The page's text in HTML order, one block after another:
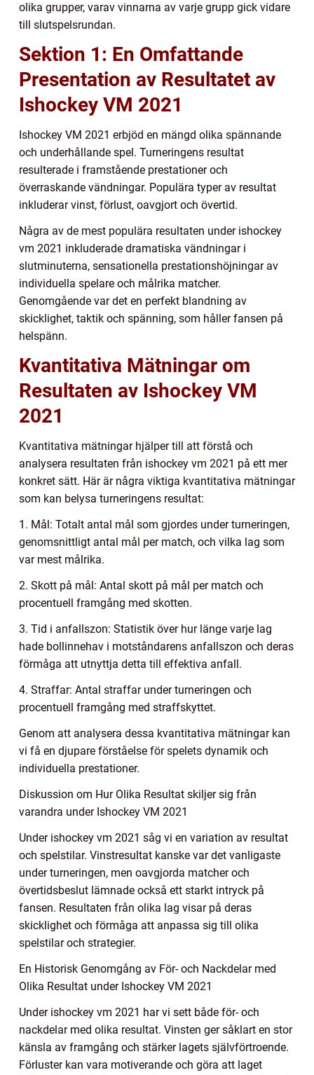
olika grupper, varav vinnarna av varje grupp gick vidare
till slutspelsrundan.
Sektion 1: En Omfattande
Presentation av Resultatet av
Ishockey VM 2021
Ishockey VM 2021 erbjöd en mängd olika spännande
och underhållande spel. Turneringens resultat
resulterade i framstående prestationer och
överraskande vändningar. Populära typer av resultat
inkluderar vinst, förlust, oavgjort och övertid.
Några av de mest populära resultaten under ishockey
vm 2021 inkluderade dramatiska vändningar i
slutminuterna, sensationella prestationshöjningar av
individuella spelare och målrika matcher.
Genomgående var det en perfekt blandning av
skicklighet, taktik och spänning, som håller fansen på
helspänn.
Kvantitativa Mätningar om
Resultaten av Ishockey VM
2021
Kvantitativa mätningar hjälper till att förstå och
analysera resultaten från ishockey vm 2021 på ett mer
konkret sätt. Här är några viktiga kvantitativa mätningar
som kan belysa turneringens resultat:
1. Mål: Totalt antal mål som gjordes under turneringen,
genomsnittligt antal mål per match, och vilka lag som
var mest målrika.
2. Skott på mål: Antal skott på mål per match och
procentuell framgång med skotten.
3. Tid i anfallszon: Statistik över hur länge varje lag
hade bollinnehav i motståndarens anfallszon och deras
förmåga att utnyttja detta till effektiva anfall.
4. Straffar: Antal straffar under turneringen och
procentuell framgång med straffskyttet.
Genom att analysera dessa kvantitativa mätningar kan
vi få en djupare förståelse för spelets dynamik och
individuella prestationer.
Diskussion om Hur Olika Resultat skiljer sig från
varandra under Ishockey VM 2021
Under ishockey vm 2021 såg vi en variation av resultat
och spelstilar. Vinstresultat kanske var det vanligaste
under turneringen, men oavgjorda matcher och
övertidsbeslut lämnade också ett starkt intryck på
fansen. Resultaten från olika lag visar på deras
skicklighet och förmåga att anpassa sig till olika
spelstilar och strategier.
En Historisk Genomgång av För- och Nackdelar med
Olika Resultat under Ishockey VM 2021
Under ishockey vm 2021 har vi sett både för- och
nackdelar med olika resultat. Vinsten ger såklart en stor
känsla av framgång och stärker lagets självförtroende.
Förluster kan vara motiverande och göra att laget